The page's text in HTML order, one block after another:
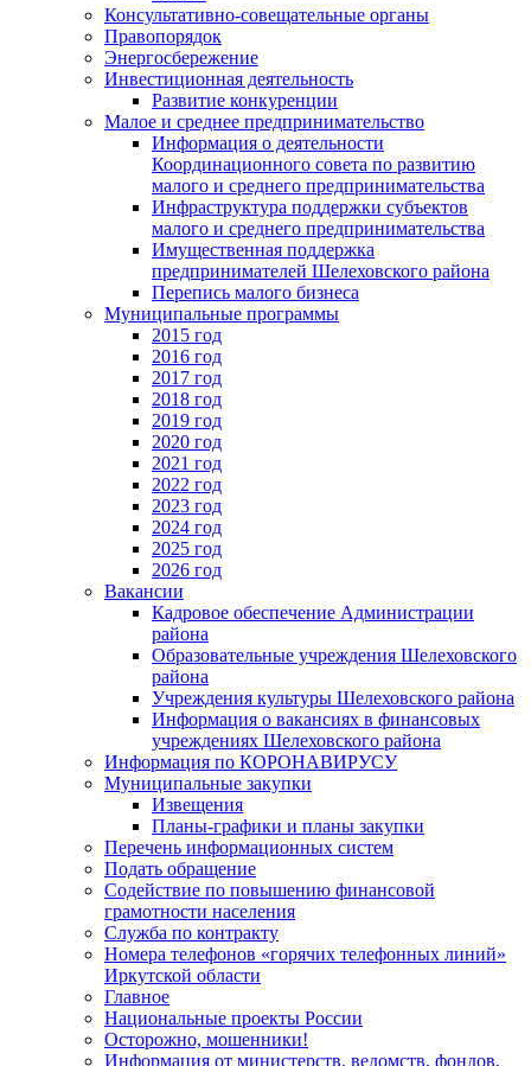
Консультативно-совещательные органы
Правопорядок
Энергосбережение
Инвестиционная деятельность
Развитие конкуренции
Малое и среднее предпринимательство
Информация о деятельности
Координационного совета по развитию
малого и среднего предпринимательства
Инфраструктура поддержки субъектов
малого и среднего предпринимательства
Имущественная поддержка
предпринимателей Шелеховского района
Перепись малого бизнеса
Муниципальные программы
2015 год
2016 год
2017 год
2018 год
2019 год
2020 год
2021 год
2022 год
2023 год
2024 год
2025 год
2026 год
Вакансии
Кадровое обеспечение Администрации
района
Образовательные учреждения Шелеховского
района
Учреждения культуры Шелеховского района
Информация о вакансиях в финансовых
учреждениях Шелеховского района
Информация по КОРОНАВИРУСУ
Муниципальные закупки
Извещения
Планы-графики и планы закупки
Перечень информационных систем
Подать обращение
Содействие по повышению финансовой
грамотности населения
Служба по контракту
Номера телефонов «горячих телефонных линий»
Иркутской области
Главное
Национальные проекты России
Осторожно, мошенники!
Информация от министерств, ведомств, фондов,